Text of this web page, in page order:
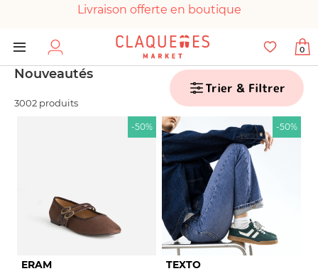
Livraison offerte en boutique
Paiement 100% sécurisé
Chaussures garanties en parfait état
0
Nouveautés
3002 produits
Trier & Filtrer
-50%
ERAM
-50%
TEXTO